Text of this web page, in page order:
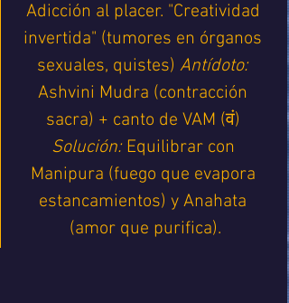
Adicción al placer. "Creatividad
invertida" (tumores en órganos
sexuales, quistes) Antídoto:
Ashvini Mudra (contracción
sacra) + canto de VAM (वं)
Solución: Equilibrar con
Manipura (fuego que evapora
estancamientos) y Anahata
(amor que purifica).